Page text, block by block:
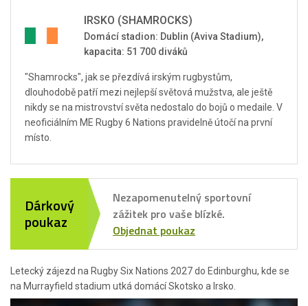
Letecký zájezd na Rugby Six Nations 2027 do Edinburghu, kde se
na Murrayfield stadium utká domácí Skotsko a Irsko.
IRSKO (SHAMROCKS)
Domácí stadion: Dublin (Aviva Stadium),
kapacita: 51 700 diváků
"Shamrocks", jak se přezdívá irským rugbystům,
dlouhodobě patří mezi nejlepší světová mužstva, ale ještě
nikdy se na mistrovství světa nedostalo do bojů o medaile. V
neoficiálním ME Rugby 6 Nations pravidelně útočí na první
místo.
Dárkový
poukaz
Nezapomenutelný sportovní
zážitek pro vaše blízké.
Objednat poukaz